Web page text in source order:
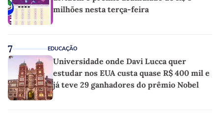
milhões nesta terça-feira
7 EDUCAÇÃO
Universidade onde Davi Lucca quer
estudar nos EUA custa quase R$ 400 mil e
já teve 29 ganhadores do prêmio Nobel